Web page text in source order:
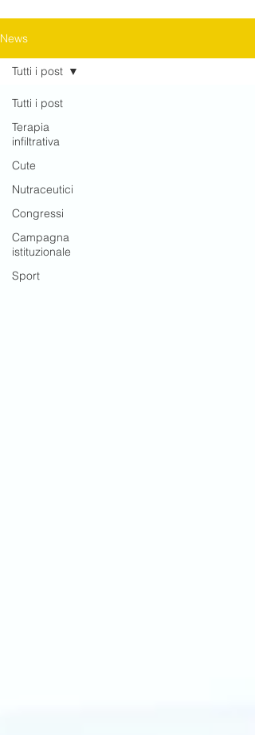
News
Tutti i post
Terapia
infiltrativa
Cute
Nutraceutici
Congressi
Campagna
istituzionale
Sport
Tutti i post